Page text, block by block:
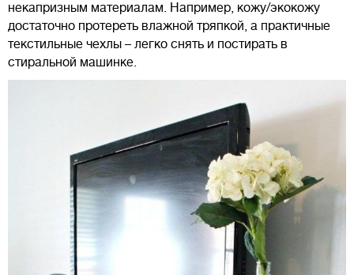
некапризным материалам. Например, кожу/экокожу
достаточно протереть влажной тряпкой, а практичные
текстильные чехлы – легко снять и постирать в
стиральной машинке.